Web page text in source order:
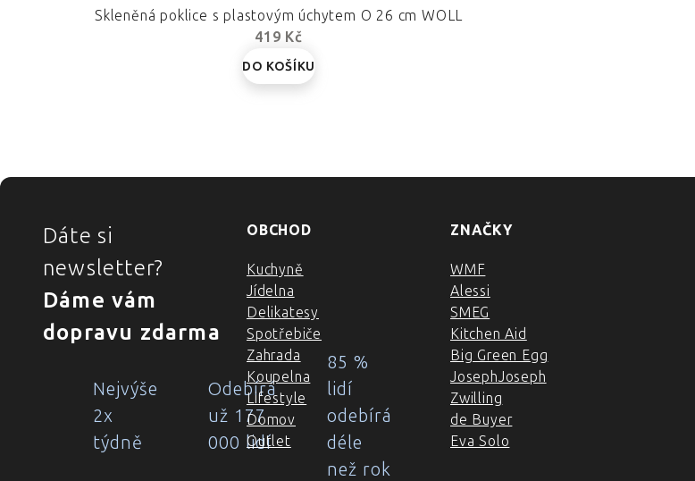
Skleněná poklice s plastovým úchytem O 26 cm WOLL
419 Kč
DO KOŠÍKU
ZÁPATÍ
Dáte si
newsletter?
Dáme vám
dopravu zdarma
Nejvýše
2x
týdně
Odebírá
už 177
000 lidí
85 %
lidí
odebírá
déle
než rok
OBCHOD
Kuchyně
Jídelna
Delikatesy
Spotřebiče
Zahrada
Koupelna
Lifestyle
Domov
Outlet
ZNAČKY
WMF
Alessi
SMEG
Kitchen Aid
Big Green Egg
JosephJoseph
Zwilling
de Buyer
Eva Solo